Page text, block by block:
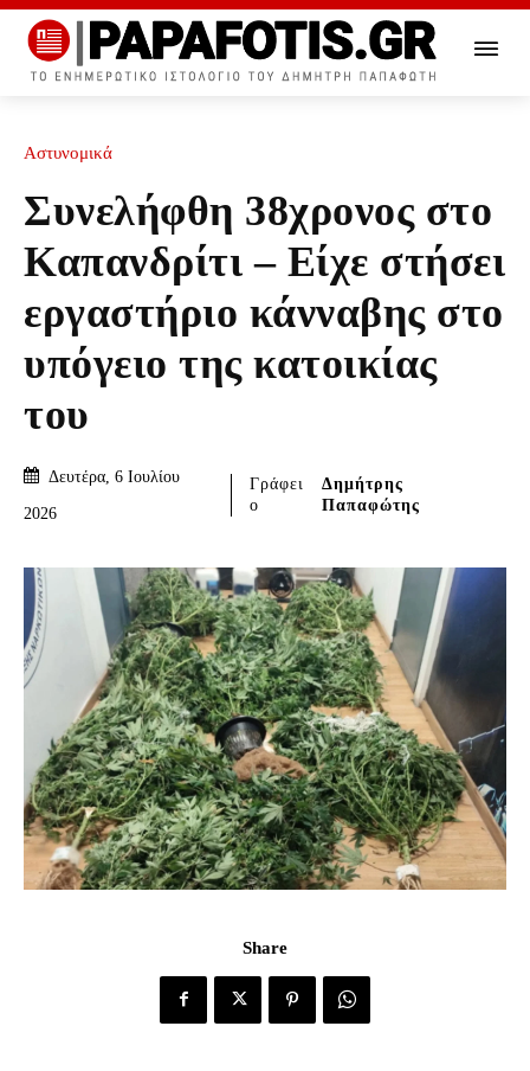
Αστυνομικά
Συνελήφθη 38χρονος στο
Καπανδρίτι – Είχε στήσει
εργαστήριο κάνναβης στο
υπόγειο της κατοικίας
του
Δευτέρα, 6 Ιουλίου
2026
Γράφει
ο
Δημήτρης
Παπαφώτης
Share